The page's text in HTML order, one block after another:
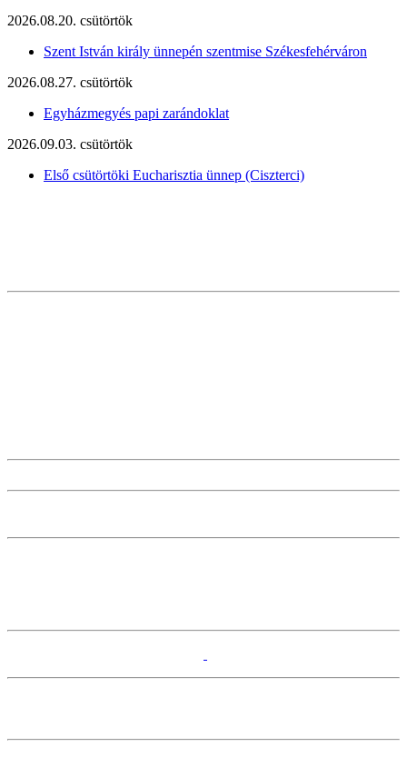
2026.08.20. csütörtök
Szent István király ünnepén szentmise Székesfehérváron
2026.08.27. csütörtök
Egyházmegyés papi zarándoklat
2026.09.03. csütörtök
Első csütörtöki Eucharisztia ünnep (Ciszterci)